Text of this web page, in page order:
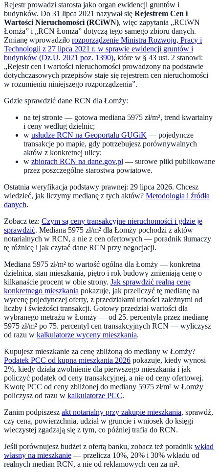
Rejestr prowadzi starosta jako organ ewidencji gruntów i
budynków. Do 31 lipca 2021 nazywał się Rejestrem Cen i
Wartości Nieruchomości (RCiWN), więc zapytania „RCiWN
Łomża” i „RCN Łomża” dotyczą tego samego zbioru danych.
Zmianę wprowadziło rozporządzenie Ministra Rozwoju, Pracy i
Technologii z 27 lipca 2021 r. w sprawie ewidencji gruntów i
budynków (Dz.U. 2021 poz. 1390), które w § 43 ust. 2 stanowi:
„Rejestr cen i wartości nieruchomości prowadzony na podstawie
dotychczasowych przepisów staje się rejestrem cen nieruchomości
w rozumieniu niniejszego rozporządzenia”.
Gdzie sprawdzić dane RCN dla Łomży:
na tej stronie — gotowa mediana 5975 zł/m², trend kwartalny
i ceny według dzielnic;
w usłudze RCN na Geoportalu GUGiK — pojedyncze
transakcje po mapie, gdy potrzebujesz porównywalnych
aktów z konkretnej ulicy;
w zbiorach RCN na dane.gov.pl — surowe pliki publikowane
przez poszczególne starostwa powiatowe.
Ostatnia weryfikacja podstawy prawnej: 29 lipca 2026. Chcesz
wiedzieć, jak liczymy medianę z tych aktów? Metodologia i źródła
danych.
Zobacz też: Czym są ceny transakcyjne nieruchomości i gdzie je
sprawdzić. Mediana 5975 zł/m² dla Łomży pochodzi z aktów
notarialnych w RCN, a nie z cen ofertowych — poradnik tłumaczy
tę różnicę i jak czytać dane RCN przy negocjacji.
Mediana 5975 zł/m² to wartość ogólna dla Łomży — konkretna
dzielnica, stan mieszkania, piętro i rok budowy zmieniają cenę o
kilkanaście procent w obie strony. Jak sprawdzić realną cenę
konkretnego mieszkania pokazuje, jak przeliczyć tę medianę na
wycenę pojedynczej oferty, z przedziałami ufności zależnymi od
liczby i świeżości transakcji. Gotowy przedział wartości dla
wybranego metrażu w Łomży — od 25. percentyla przez medianę
5975 zł/m² po 75. percentyl cen transakcyjnych RCN — wyliczysz
od razu w kalkulatorze wyceny mieszkania.
Kupujesz mieszkanie za cenę zbliżoną do mediany w Łomży?
Podatek PCC od kupna mieszkania 2026 pokazuje, kiedy wynosi
2%, kiedy działa zwolnienie dla pierwszego mieszkania i jak
policzyć podatek od ceny transakcyjnej, a nie od ceny ofertowej.
Kwotę PCC od ceny zbliżonej do mediany 5975 zł/m² w Łomży
policzysz od razu w kalkulatorze PCC.
Zanim podpiszesz akt notarialny przy zakupie mieszkania, sprawdź,
czy cena, powierzchnia, udział w gruncie i wniosek do księgi
wieczystej zgadzają się z tym, co później trafia do RCN.
Jeśli porównujesz budżet z ofertą banku, zobacz też poradnik wkład
własny na mieszkanie — przelicza 10%, 20% i 30% wkładu od
realnych median RCN, a nie od reklamowych cen za m².